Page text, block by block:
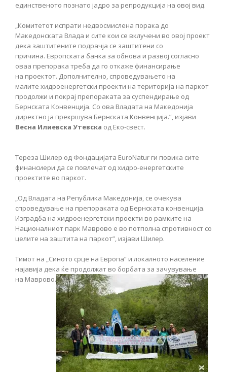
единственото познато јадро за репродукција на овој вид.
„Комитетот испрати недвосмислена порака до
Македонската Влада и сите кои се вклучени во овој проект
дека заштитените подрачја се заштитени со
причина. Европската банка за обнова и развој согласно
оваа препорака треба да го откаже финансирање
на проектот. Дополнително, спроведувањето на
малите хидроенергетски проекти на територија на паркот
продолжи и покрај препораката за суспендирање од
Бернската Конвенција. Со ова Владата на Македонија
директно ја прекршува Бернската Конвенција.”, изјави
Весна Илиевска Утевска од Еко-свест.
Тереза Шилер од Фондацијата EuroNatur ги повика сите
финансиери да се повлечат од хидро-енергетските
проектите во паркот.
„Од Владата на Република Македонија, се очекува
спроведување на препораката од Бернската конвенција.
Изградба на хидроенергетски проекти во рамките на
Националниот парк Маврово е во потполна спротивност со
целите на заштита на паркот”, изјави Шилер.
Тимот на „Синото срце на Европа“ и локалното население
најавија дека ќе продолжат во борбата за зачувување
на Маврово.